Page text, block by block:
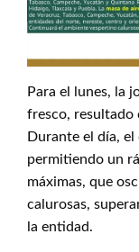
Para el lunes, la
fresco, resultado
Durante el día,
permitiendo un
máximas, que
calurosas,
la entidad.